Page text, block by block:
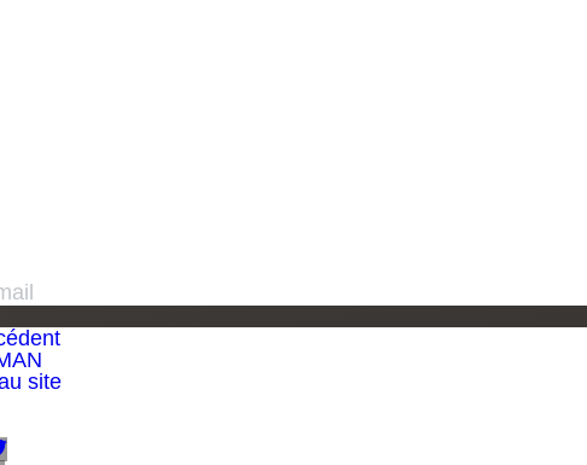
site